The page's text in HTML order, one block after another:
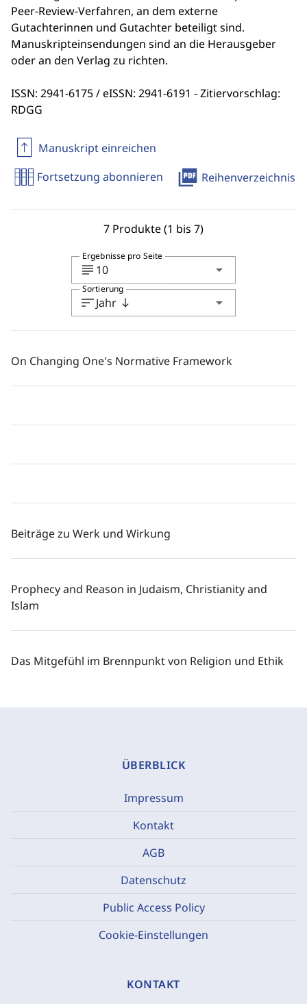
Peer-Review-Verfahren, an dem externe
Gutachterinnen und Gutachter beteiligt sind.
Manuskripteinsendungen sind an die Herausgeber
oder an den Verlag zu richten.
ISSN: 2941-6175 / eISSN: 2941-6191 - Zitiervorschlag:
RDGG
Manuskript einreichen
Fortsetzung abonnieren
picture_as_pdf Reihenverzeichnis
7 Produkte (1 bis 7)
subject 10 arrow_drop_down
Ergebnisse pro Seite
sortJahr south arrow_drop_down
Sortierung
On Changing One's Normative Framework
Beiträge zu Werk und Wirkung
Prophecy and Reason in Judaism, Christianity and
Islam
Das Mitgefühl im Brennpunkt von Religion und Ethik
ÜBERBLICK
Impressum
Kontakt
AGB
Datenschutz
Public Access Policy
Cookie-Einstellungen
KONTAKT